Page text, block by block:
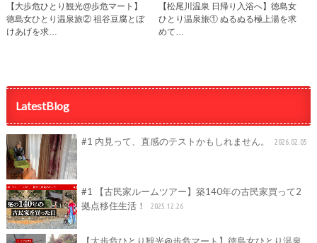
【大歩危ひとり観光@歩危マート】
徳島女ひとり温泉旅② 祖谷豆腐とぼ
けあげを求…
【松尾川温泉 日帰り入浴へ】徳島女
ひとり温泉旅① ぬるぬる極上湯を求
めて…
LatestBlog
#1 内見って、直感のテストかもしれません。 2026.02.05
#1 【古民家ルームツアー】築140年の古民家買って2
拠点移住生活！
2025.12.26